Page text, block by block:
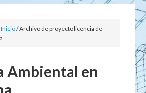
Inicio/Archivo de proyecto licencia de
Ambiental en